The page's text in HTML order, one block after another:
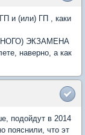
и (или) ГП , каки
ЭКЗАМЕНА
наверно, а как
подойдут в 2014
пояснили, что эт